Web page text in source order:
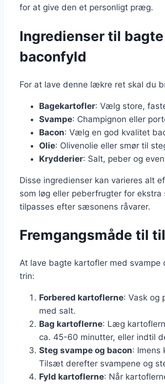
for at give den et personligt præg.
Ingredienser til
baconfyld
For at lave denne lækre ret skal du
Bagekartofler: Vælg store,
Svampe: Champignon eller
Bacon: Vælg en god kvalitet
Olie: Olivenolie eller smør til
Krydderier: Salt, peber og
Disse ingredienser kan varieres alt
som løg eller peberfrugter for
tilpasses efter sæsonens råvarer.
Fremgangsmåde til
At lave bagte kartofler med svampe
trin:
Forbered kartoflerne: Vask og
med salt.
Bag kartoflerne: Læg
ca. 45-60 minutter, eller indtil
Steg svampe og bacon: Imens
Tilsæt derefter svampene og
Fyld kartoflerne: Når